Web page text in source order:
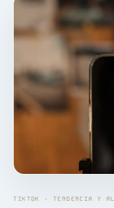
TIKTOK · TENDENCIA Y